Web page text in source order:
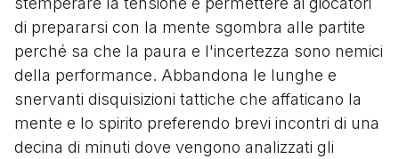
di prepararsi con la mente sgombra alle partite
perché sa che la paura e l'incertezza sono nemici
della performance. Abbandona le lunghe e
snervanti disquisizioni tattiche che affaticano la
mente e lo spirito preferendo brevi incontri di una
decina di minuti dove vengono analizzati gli